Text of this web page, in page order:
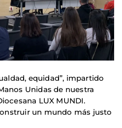
equidad”, impartido
Unidas de nuestra
LUX MUNDI.
un mundo más justo